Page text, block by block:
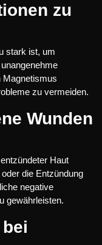
zu
stark ist, um
Magnetismus
zu vermeiden.
Wunden
Haut
die Entzündung
negative
gewährleisten.